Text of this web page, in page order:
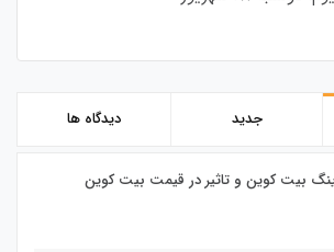
جدید دیدگاه ها
بیت کوین و تاثیر در قیمت بیت کوین